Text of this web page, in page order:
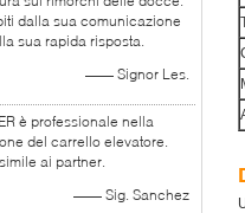
dalla sua comunicazione
sua rapida risposta.
—— Signor Les.
è professionale nella
del carrello elevatore.
ai partner.
—— Sig. Sanchez